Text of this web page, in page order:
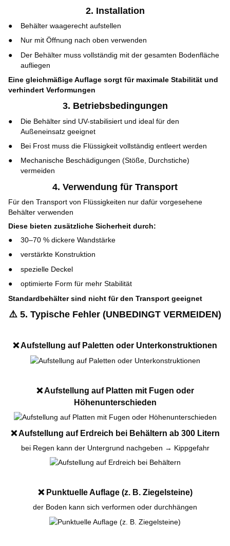
2. Installation
Behälter waagerecht aufstellen
Nur mit Öffnung nach oben verwenden
Der Behälter muss vollständig mit der gesamten Bodenfläche
aufliegen
Eine gleichmäßige Auflage sorgt für maximale Stabilität und
verhindert Verformungen
3. Betriebsbedingungen
Die Behälter sind UV-stabilisiert und ideal für den
Außeneinsatz geeignet
Bei Frost muss die Flüssigkeit vollständig entleert werden
Mechanische Beschädigungen (Stöße, Durchstiche)
vermeiden
4. Verwendung für Transport
Für den Transport von Flüssigkeiten nur dafür vorgesehene
Behälter verwenden
Diese bieten zusätzliche Sicherheit durch:
30–70 % dickere Wandstärke
verstärkte Konstruktion
spezielle Deckel
optimierte Form für mehr Stabilität
Standardbehälter sind nicht für den Transport geeignet
⚠️ 5. Typische Fehler (UNBEDINGT VERMEIDEN)
❌Aufstellung auf Paletten oder Unterkonstruktionen
❌Aufstellung auf Platten mit Fugen oder
Höhenunterschieden
❌Aufstellung auf Erdreich bei Behältern ab 300 Litern
bei Regen kann der Untergrund nachgeben → Kippgefahr
❌Punktuelle Auflage (z. B. Ziegelsteine)
der Boden kann sich verformen oder durchhängen